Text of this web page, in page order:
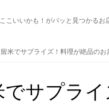
ここいいかも！がパッと見つかるお
米でサプライズ！料理が絶品のお
サプラ